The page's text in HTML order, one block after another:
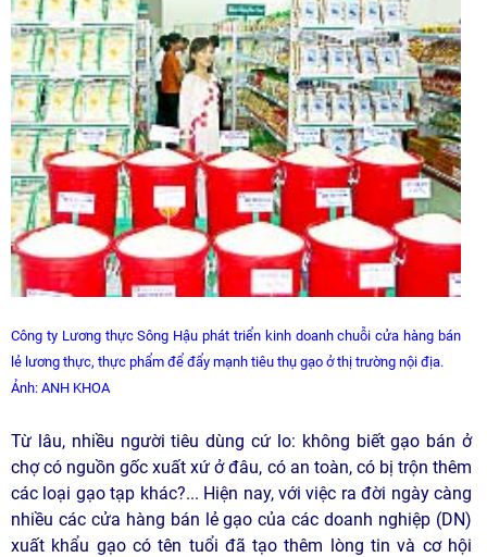
Công ty Lương thực Sông Hậu phát triển kinh doanh chuỗi cửa hàng bán
lẻ lương thực, thực phẩm để đẩy mạnh tiêu thụ gạo ở thị trường nội địa.
Ảnh: ANH KHOA
Từ lâu, nhiều người tiêu dùng cứ lo: không biết gạo bán ở
chợ có nguồn gốc xuất xứ ở đâu, có an toàn, có bị trộn thêm
các loại gạo tạp khác?... Hiện nay, với việc ra đời ngày càng
nhiều các cửa hàng bán lẻ gạo của các doanh nghiệp (DN)
xuất khẩu gạo có tên tuổi đã tạo thêm lòng tin và cơ hội